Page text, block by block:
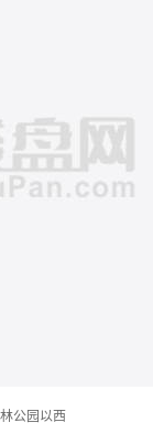
公园以西